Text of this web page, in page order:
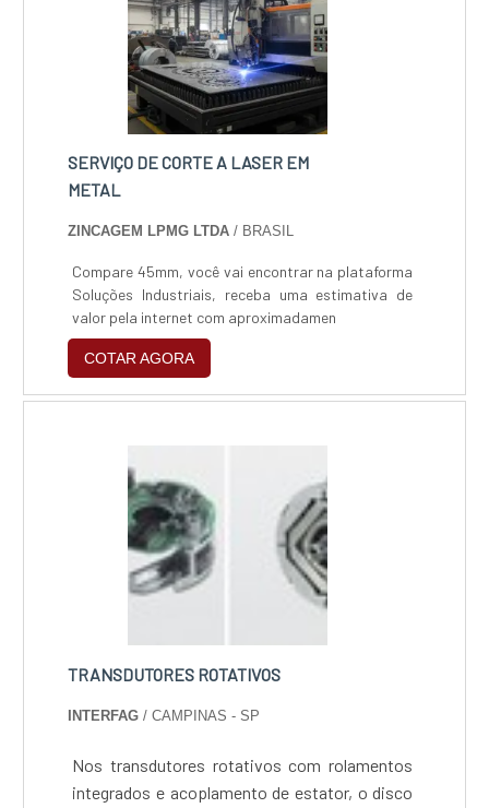
SERVIÇO DE CORTE A LASER EM
METAL
ZINCAGEM LPMG LTDA / BRASIL
Compare 45mm, você vai encontrar na plataforma
Soluções Industriais, receba uma estimativa de
valor pela internet com aproximadamen
COTAR AGORA
TRANSDUTORES ROTATIVOS
INTERFAG / CAMPINAS - SP
Nos transdutores rotativos com rolamentos
integrados e acoplamento de estator, o disco